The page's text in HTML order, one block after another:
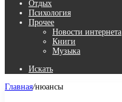
Отдых
Психология
Прочее
Новости интернета
Книги
Музыка
Искать
Главная/нюансы